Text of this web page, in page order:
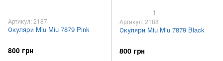
Артикул: 2187
Окуляри Miu Miu 7879 Pink
800 грн
1
Артикул: 2188
Окуляри Miu Miu 7879 Black
800 грн